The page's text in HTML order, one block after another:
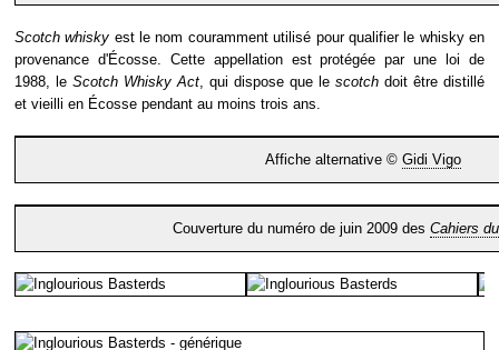
Scotch whisky est le nom couramment utilisé pour qualifier le whisky en
provenance d'Écosse. Cette appellation est protégée par une loi de
1988, le Scotch Whisky Act , qui dispose que le scotch doit être distillé
et vieilli en Écosse pendant au moins trois ans.
Affiche alternative © Gidi Vigo
Couverture du numéro de juin 2009 des Cahiers